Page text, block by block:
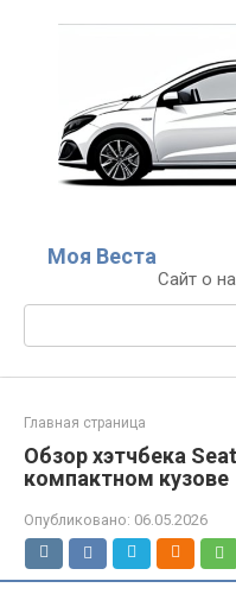
Моя Веста
Сайт о
Поиск:
Главная страница
Обзор хэтчбека
компактном кузове
Опубликовано: 06.05.2026